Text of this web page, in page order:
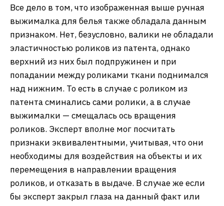
Все дело в том, что изображенная выше ручная
выжималка для белья также обладала данным
признаком. Нет, безусловно, валики не обладали
эластичностью роликов из патента, однако
верхний из них был подпружинен и при
попадании между роликами ткани поднимался
над нижним. То есть в случае с роликом из
патента сминались сами ролики, а в случае
выжималки — смещалась ось вращения
роликов. Эксперт вполне мог посчитать
признаки эквивалентными, учитывая, что они
необходимы для воздействия на объекты и их
перемещения в направлении вращения
роликов, и отказать в выдаче. В случае же если
бы эксперт закрыл глаза на данный факт или